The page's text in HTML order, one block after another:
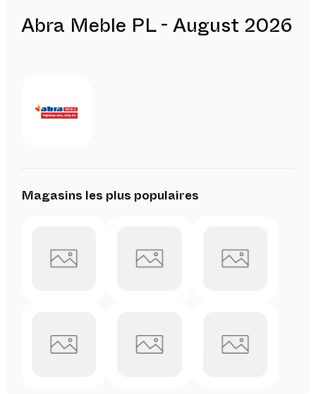
Abra Meble PL - August 2026
Magasins les plus populaires